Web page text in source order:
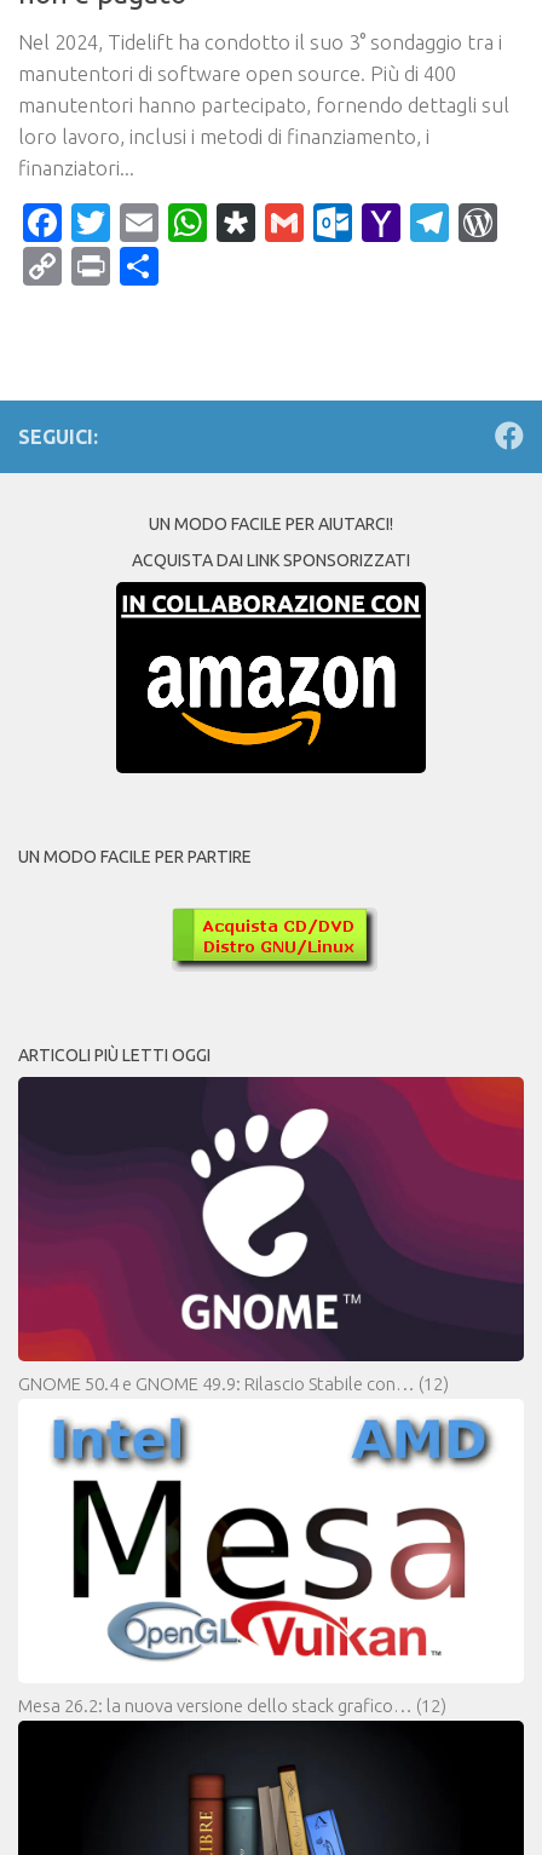
Nel 2024, Tidelift ha condotto il suo 3° sondaggio tra i
manutentori di software open source. Più di 400
manutentori hanno partecipato, fornendo dettagli sul
loro lavoro, inclusi i metodi di finanziamento, i
finanziatori...
Facebook
Twitter
EmailWhatsApp
Diaspora
Gmail Yahoo
CopyPrint
SEGUICI:
UN MODO FACILE PER AIUTARCI!
ACQUISTA DAI LINK SPONSORIZZATI
UN MODO FACILE PER PARTIRE
ARTICOLI PIÙ LETTI OGGI
GNOME 50.4 e GNOME 49.9: Rilascio Stabile con… (12)
Mesa 26.2: la nuova versione dello stack grafico… (12)